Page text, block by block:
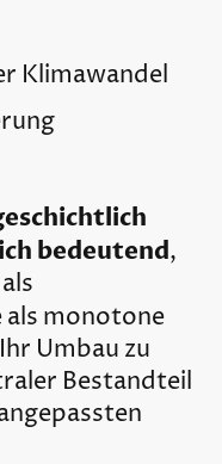
Klimawandel
bedeutend,
als monotone
Umbau zu
Bestandteil